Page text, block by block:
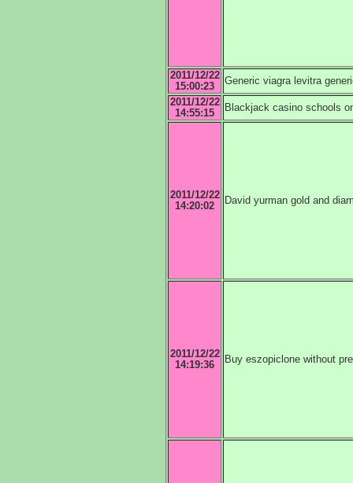
2011/12/22
15:00:23
Generic viagra levitra
2011/12/22
14:55:15
Blackjack casino schools
2011/12/22
14:20:02
David yurman gold and
2011/12/22
14:19:36
Buy eszopiclone without